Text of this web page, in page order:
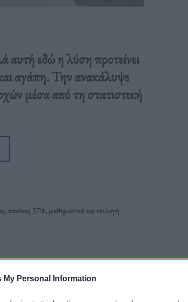
My Personal Information
αυτή εδώ η λύση προτείνει
αγάπη. Την ανακάλυψε
μέσα από τη στατιστική
,κανόνας 37%, μαθηματικά και επιλογή